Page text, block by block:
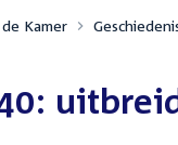
Kamer